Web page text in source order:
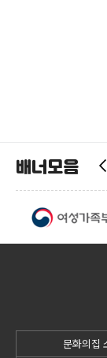
배너모음
문화의집